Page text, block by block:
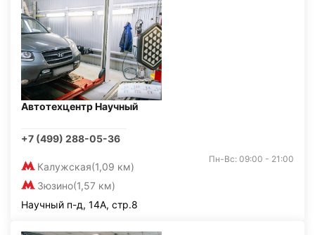
Автотехцентр Научный
+7 (499) 288-05-36
Калужская(1,09 км)
Зюзино(1,57 км)
Пн-Вс: 09:00 - 21:00
Научный п-д, 14А, стр.8